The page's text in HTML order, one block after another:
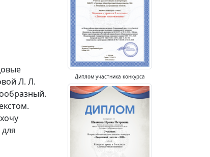
Л. Л.
Диплом участника конкурса